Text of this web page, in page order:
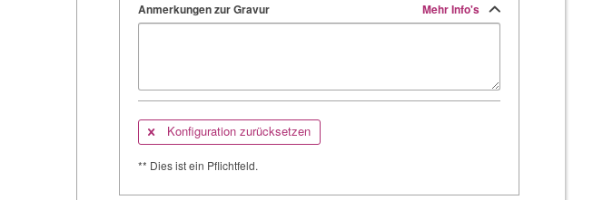
Anmerkungen zur Gravur Mehr Info's
Konfiguration zurücksetzen
** Dies ist ein Pflichtfeld.